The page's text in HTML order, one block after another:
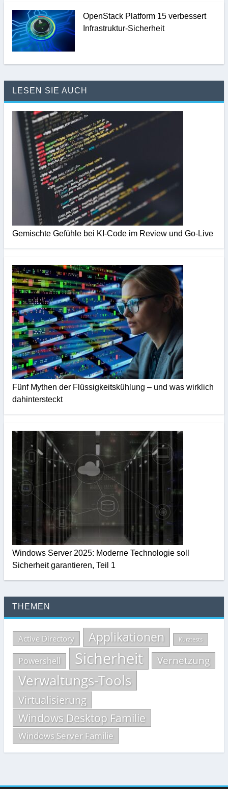
OpenStack Platform 15 verbessert
Infrastruktur-Sicherheit
LESEN SIE AUCH
Gemischte Gefühle bei KI-Code im Review und Go-Live
Fünf Mythen der Flüssigkeitskühlung – und was wirklich
dahintersteckt
Windows Server 2025: Moderne Technologie soll
Sicherheit garantieren, Teil 1
THEMEN
Active Directory Applikationen Kurztests
Powershell Sicherheit Vernetzung
Verwaltungs-Tools
Virtualisierung
Windows Desktop Familie
Windows Server Familie